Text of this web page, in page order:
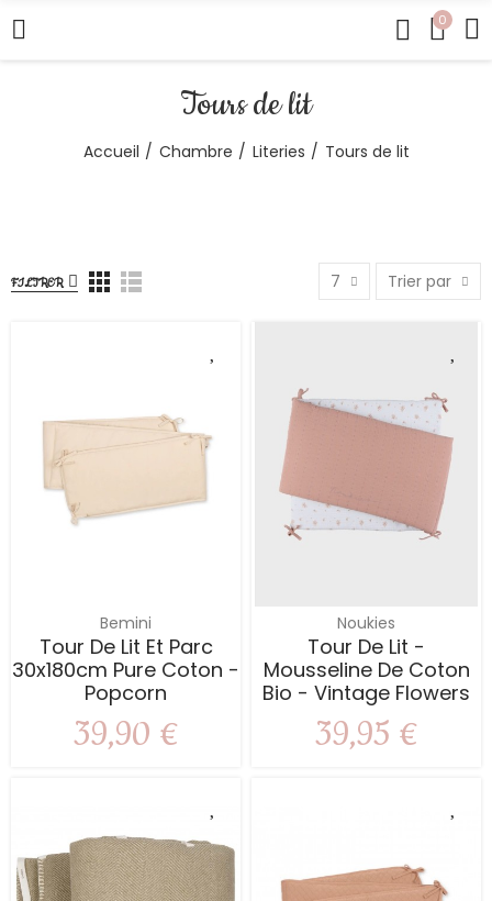
0
Tours de lit
Accueil Chambre Literies Tours de lit
FILTRER 7 Trier par
Bemini
Tour De Lit Et Parc
30x180cm Pure Coton -
Popcorn
39,90 €
Noukies
Tour De Lit -
Mousseline De Coton
Bio - Vintage Flowers
39,95 €